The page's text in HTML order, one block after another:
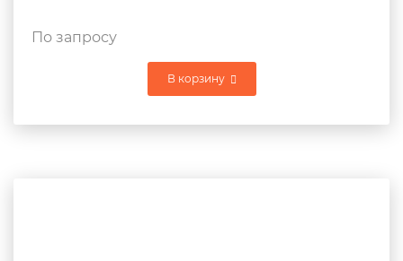
По запросу
В корзину